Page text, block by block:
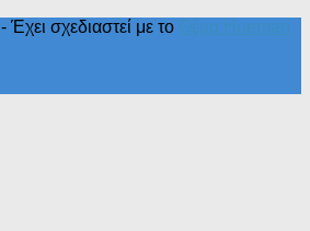
- Έχει σχεδιαστεί με το